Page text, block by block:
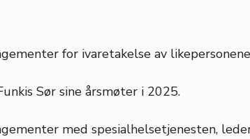
for ivaretakelse av
Sør sine årsmøter i 2025.
med spesialhelsetjenesten,